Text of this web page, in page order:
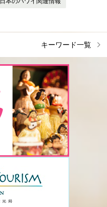
キーワード一覧